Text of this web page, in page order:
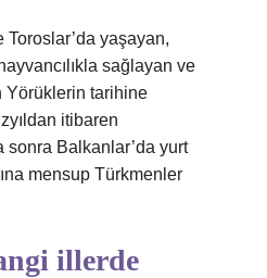
yaşayan,
sağlayan ve
Yörüklerin tarihine
itibaren
sonra Balkanlar’da yurt
mensup Türkmenler
illerde